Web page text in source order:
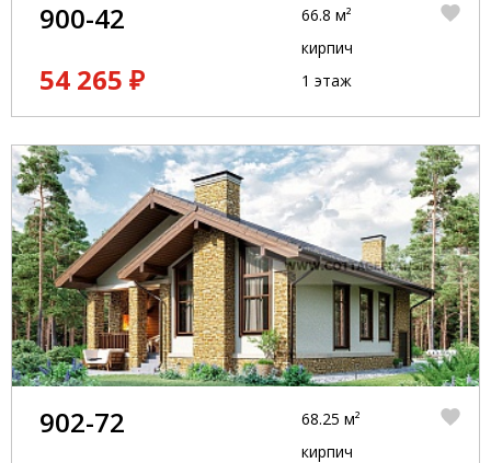
900-42
54 265 ₽
66.8 м²
кирпич
1 этаж
902-72
68.25 м²
кирпич